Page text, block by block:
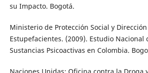
su Impacto. Bogotá.
Ministerio de Protección Social y
Estupefacientes. (2009). Estudio Nacional
Sustancias Psicoactivas en Colombia.